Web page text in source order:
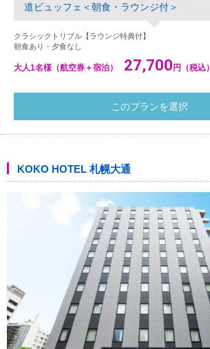
道ビュッフェ＜朝食・ラウンジ付＞
クラシックトリプル【ラウンジ特典付】
朝食あり・夕食なし
大人1名様（航空券＋宿泊） 27,700円（税込）
KOKO HOTEL 札幌大通